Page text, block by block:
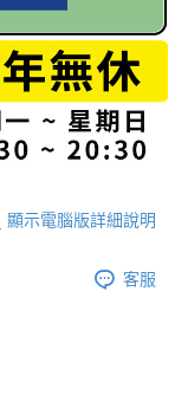
顯示電腦版詳細說明
客服